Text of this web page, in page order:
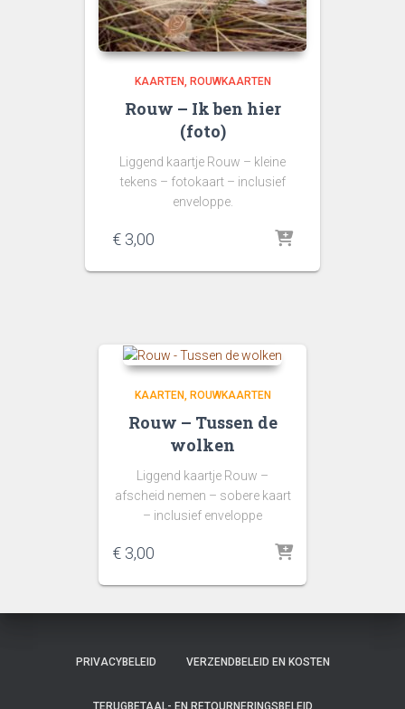
KAARTEN ROUWKAARTEN
Rouw – Ik ben hier
(foto)
Liggend kaartje Rouw – kleine
tekens – fotokaart – inclusief
enveloppe.
€ 3,00
KAARTEN ROUWKAARTEN
Rouw – Tussen de
wolken
Liggend kaartje Rouw –
afscheid nemen – sobere kaart
– inclusief enveloppe
€ 3,00
PRIVACYBELEID VERZENDBELEID EN KOSTEN
TERUGBETAAL- EN RETOURNERINGSBELEID